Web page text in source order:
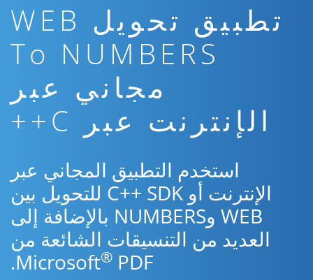
تطبيق تحويل WEB
To NUMBERS
مجاني عبر
الإنترنت عبر C++
استخدم التطبيق المجاني عبر
الإنترنت أو C++ SDK للتحويل بين
WEB وNUMBERS بالإضافة إلى
العديد من التنسيقات الشائعة من
Microsoft® PDF.